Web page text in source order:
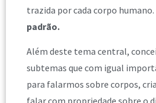
trazida por cada corpo humano.
padrão.
Além deste tema central,
subtemas que com igual
para falarmos sobre corpos,